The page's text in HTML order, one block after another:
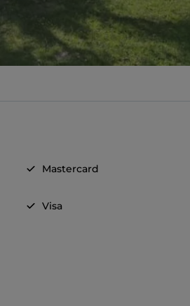
Mastercard
Visa